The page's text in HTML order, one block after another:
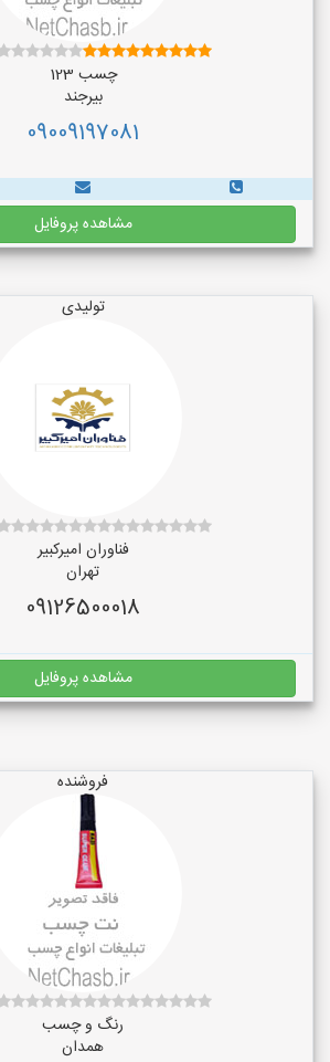
چسب 123
بیرجند
09009197081
مشاهده پروفایل
تولیدی
فناوران امیرکبیر
تهران
09126500018
مشاهده پروفایل
فروشنده
رنگ و چسب
همدان